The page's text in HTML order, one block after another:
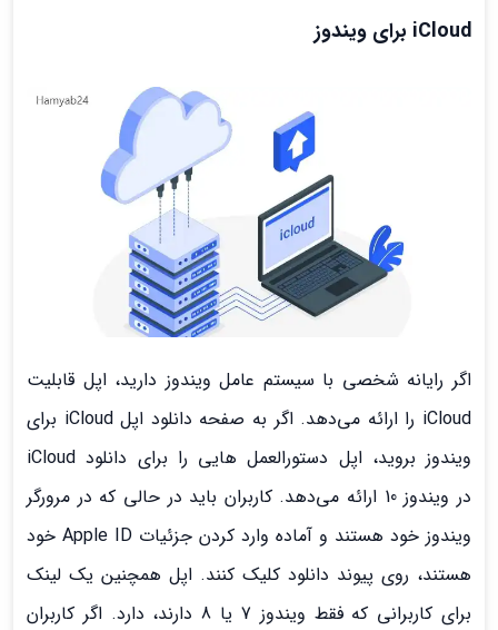
iCloud برای ویندوز
اگر رایانه شخصی با سیستم عامل ویندوز دارید، اپل قابلیت
iCloud را ارائه می‌دهد. اگر به صفحه دانلود اپل iCloud برای
ویندوز بروید، اپل دستورالعمل هایی را برای دانلود iCloud
در ویندوز 10 ارائه می‌دهد. کاربران باید در حالی که در مرورگر
ویندوز خود هستند و آماده وارد کردن جزئیات Apple ID خود
هستند، روی پیوند دانلود کلیک کنند. اپل همچنین یک لینک
برای کاربرانی که فقط ویندوز 7 یا 8 دارند، دارد. اگر کاربران